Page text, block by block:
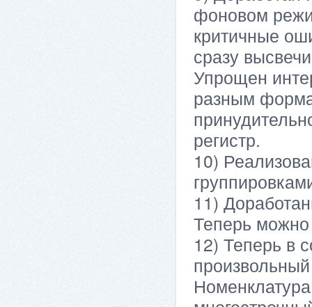
фоновом
критичные
сразу
Упрощен
разным
регистр.
10)
11)
Теперь
12) Теперь в